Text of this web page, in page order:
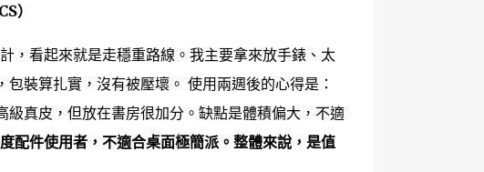
）
，看起來就是走穩重路線。我主要拿來放手錶、太
裝算扎實，沒有被壓壞。 使用兩週後的心得是：
真皮，但放在書房很加分。缺點是體積偏大，不適
配件使用者，不適合桌面極簡派。整體來說，是值